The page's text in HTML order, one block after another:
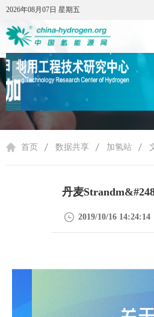
2026年08月07日 星期五
2026年08月07日 星期五
首页 数据共享 加氢站
丹麦
2019/10/16 14:24:14